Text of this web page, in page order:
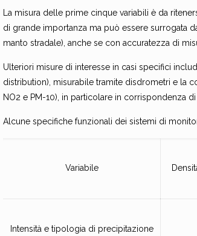
La misura delle prime cinque variabili è da
di grande importanza ma può essere surrogata
manto stradale), anche se con accuratezza di
Ulteriori misure di interesse in casi specifici
distribution), misurabile tramite disdrometri e la
NO2 e PM-10), in particolare in corrispondenza
Alcune specifiche funzionali dei sistemi di
Variabile
Intensità e tipologia di precipitazione